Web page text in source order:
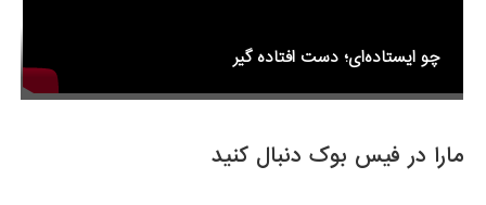
چو ایستاده‌ای؛ دست افتاده گیر
مارا در فیس بوک دنبال کنید